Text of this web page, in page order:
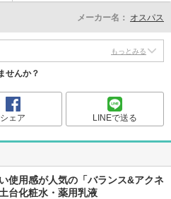
メーカー名： オスパス
もっとみる
せんか？
シェア LINEで送る
使用感が人気の「バランス&アクネ
台化粧水・薬用乳液